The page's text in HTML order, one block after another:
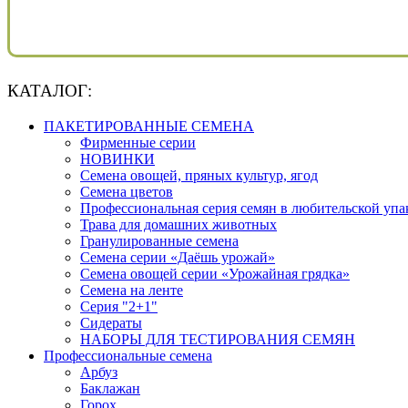
КАТАЛОГ:
ПАКЕТИРОВАННЫЕ СЕМЕНА
Фирменные серии
НОВИНКИ
Семена овощей, пряных культур, ягод
Семена цветов
Профессиональная серия семян в любительской
Трава для домашних животных
Гранулированные семена
Семена серии «Даёшь урожай»
Семена овощей серии «Урожайная грядка»
Семена на ленте
Серия "2+1"
Сидераты
НАБОРЫ ДЛЯ ТЕСТИРОВАНИЯ СЕМЯН
Профессиональные семена
Арбуз
Баклажан